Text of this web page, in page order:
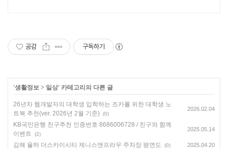
공감 구독하기
'생활정보 > 일상' 카테고리의 다른 글
26년차 웹개발자의 대학생 입학하는 조카를 위한 대학생 노
트북 추천(ver. 2026년 2월 기준) (0)
2026.02.04
KB국민은행 친구추천 인증번호 8686006728 / 친구와 함께
이벤트
(2)
2025.05.14
김해 율하 더스카이시티 제니스앤프라우 주차장 평면도 (0) 2025.04.20